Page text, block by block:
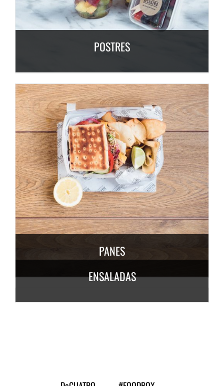
DESCUBRE MÁS
3,50€ / persona
POSTRES
PANES
MÁS
ENSALADAS